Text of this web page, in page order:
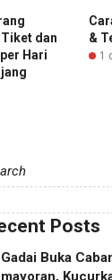
dan
Hari
&
1
Posts
Buka